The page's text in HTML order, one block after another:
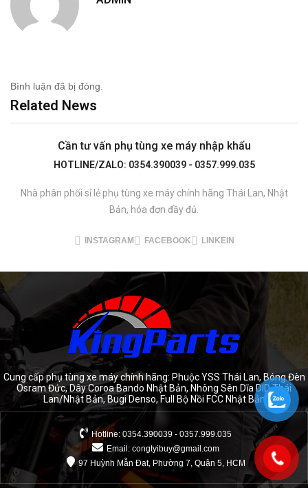
Bình luận đã bị đóng.
Related News
Cần tư vấn phụ tùng xe máy nhập khẩu
HOTLINE/ZALO: 0354.390039 - 0357.999.035
Nhà phân phối sỉ lẻ phụ tùng xe máy chính hãng Thái Lan, Nhật
Bản, hóa đơn đầy đủ.
INSTAGRAM FACEBOOK LINKEIN
Cung cấp phụ tùng xe máy chính hãng: Phuộc YSS Thái Lan, Bóng Đèn
Osram Đức, Dây Coroa Bando Nhật Bản, Nhông Sên Dĩa DID Thái
Lan/Nhật Bản, Bugi Denso, Full Bộ Nồi FCC Nhật Bản
Hotline: 0354.390039 - 0357.999.035
Email: congtyibuy@gmail.com
97 Huỳnh Mẫn Đạt, Phường 7, Quận 5, HCM